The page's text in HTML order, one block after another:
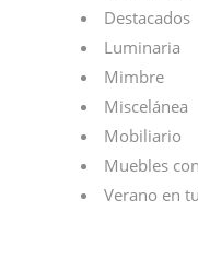
Destacados
Luminaria
Mimbre
Miscelánea
Mobiliario
Muebles
Verano en